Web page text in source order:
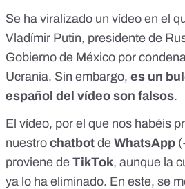
Se ha viralizado un vídeo en el
Vladímir Putin, presidente de
Gobierno de México por
Ucrania. Sin embargo, es un
español del vídeo son falsos.
El vídeo, por el que nos habéis
nuestro chatbot de WhatsApp
proviene de TikTok, aunque la
ya lo ha eliminado. En este, se